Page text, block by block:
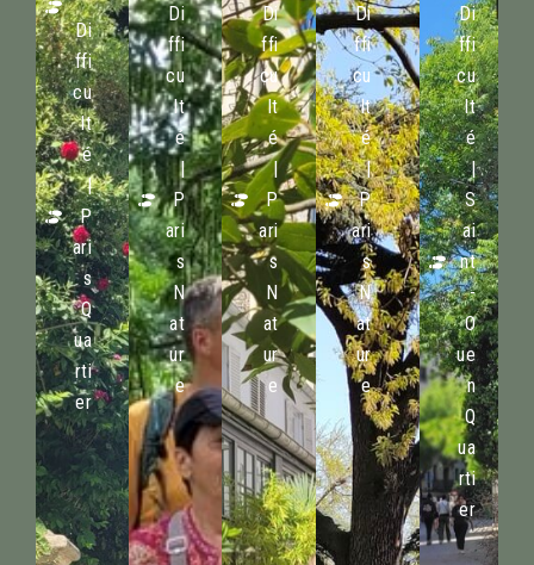
Di
ffi
cu
lt
é
|
P
ari
s
Q
ua
rti
er
Di
ffi
cu
lt
é
|
P
ari
s
N
at
ur
e
Di
ffi
cu
lt
é
|
P
ari
s
N
at
ur
e
Di
ffi
cu
lt
é
|
P
ari
s
N
at
ur
e
Di
ffi
cu
lt
é
|
S
ai
nt
-
O
ue
n
Q
ua
rti
er